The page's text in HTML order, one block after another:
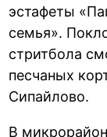
эстафеты
семья».
стритбола
песчаных
Сипайлово.
В